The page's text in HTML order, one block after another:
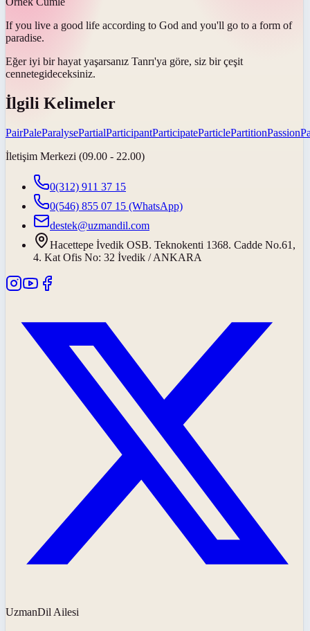
If you live a good life according to God and you'll go to a form of
paradise.
Eğer iyi bir hayat yaşarsanız Tanrı'ya göre, siz bir çeşit
cennetegideceksiniz.
İlgili Kelimeler
PairPaleParalysePartialParticipantParticipateParticlePartitionPassion
İletişim Merkezi (09.00 - 22.00)
0(312) 911 37 15
0(546) 855 07 15 (WhatsApp)
destek@uzmandil.com
Hacettepe İvedik OSB. Teknokenti 1368. Cadde No.61,
4. Kat Ofis No: 32 İvedik / ANKARA
UzmanDil Ailesi